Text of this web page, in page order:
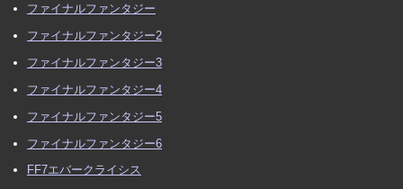
ファイナルファンタジー
ファイナルファンタジー2
ファイナルファンタジー3
ファイナルファンタジー4
ファイナルファンタジー5
ファイナルファンタジー6
FF7エバークライシス